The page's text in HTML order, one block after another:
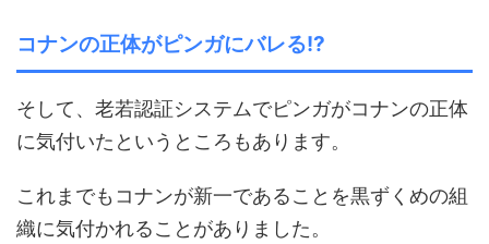
コナンの正体がピンガにバレる!?
そして、老若認証システムでピンガがコナンの正体
に気付いたというところもあります。
これまでもコナンが新一であることを黒ずくめの組
織に気付かれることがありました。